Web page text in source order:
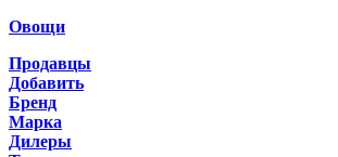
Овощи
Продавцы
Добавить
Бренд
Марка
Дилеры